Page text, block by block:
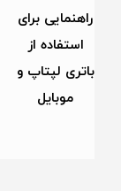
راهنمایی برای
استفاده از
باتری لپتاپ و
موبایل